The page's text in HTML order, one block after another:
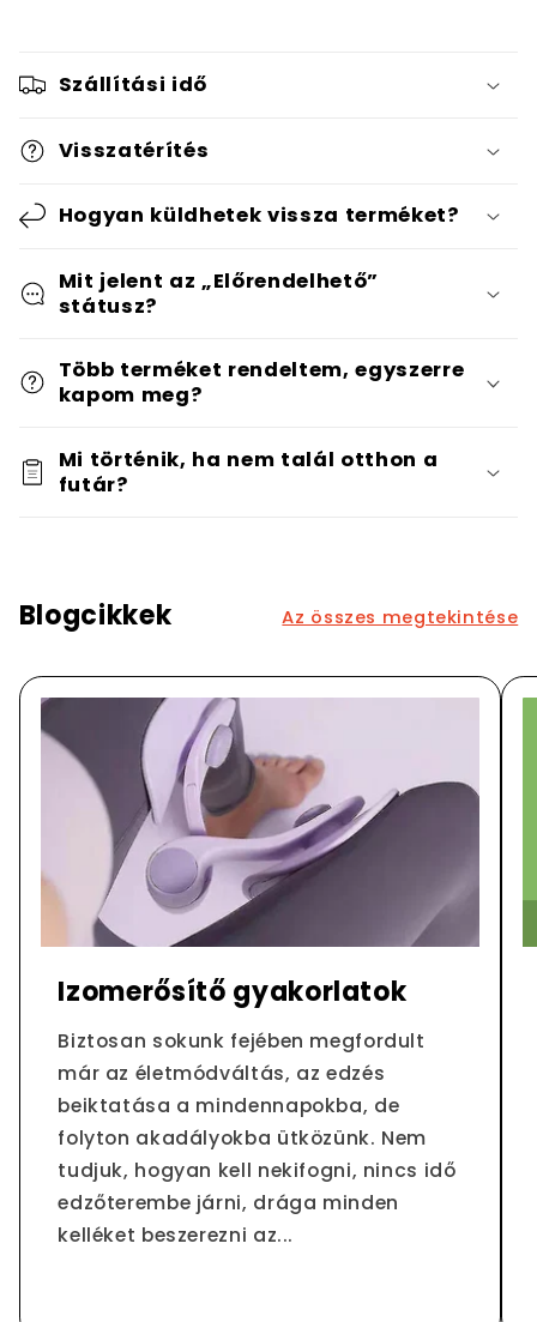
Szállítási idő
Visszatérítés
Hogyan küldhetek vissza terméket?
Mit jelent az „Előrendelhető”
státusz?
Több terméket rendeltem, egyszerre
kapom meg?
Mi történik, ha nem talál otthon a
futár?
Blogcikkek Az összes megtekintése
Izomerősítő gyakorlatok
Biztosan sokunk fejében megfordult
már az életmódváltás, az edzés
beiktatása a mindennapokba, de
folyton akadályokba ütközünk. Nem
tudjuk, hogyan kell nekifogni, nincs idő
edzőterembe járni, drága minden
kelléket beszerezni az...